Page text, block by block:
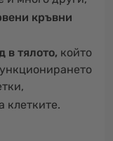
кръвни
в тялото, който
клетките.